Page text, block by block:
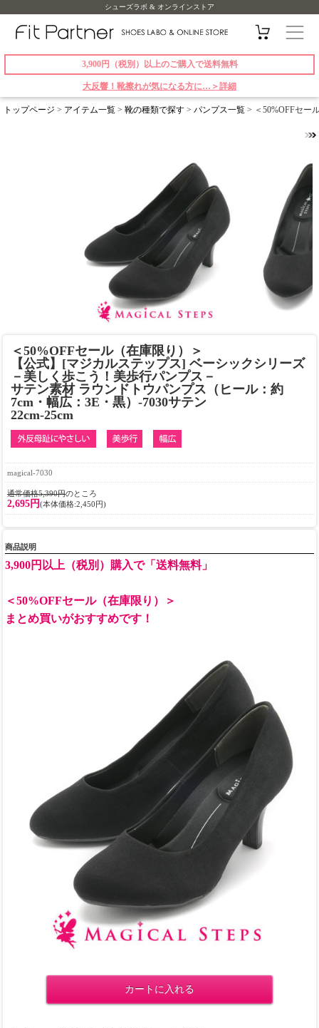
シューズラボ & オンラインストア
3,900円（税別）以上のご購入で送料無料
大反響！靴擦れが気になる方に…＞詳細
トップページ > アイテム一覧 > 靴の種類で探す > パンプス一覧 > ＜50%OFFセー
＜50%OFFセール（在庫限り）＞
【公式】[マジカルステップス] ベーシックシリーズ
－美しく歩こう！美歩行パンプス－
サテン素材 ラウンドトウパンプス（ヒール：約
7cm・幅広：3E・黒）-7030サテン
22cm-25cm
magical-7030
通常価格5,390円のところ
2,695円(本体価格:2,450円)
商品説明
3,900円以上（税別）購入で「送料無料」
＜50%OFFセール（在庫限り）＞
まとめ買いがおすすめです！
カートに入れる